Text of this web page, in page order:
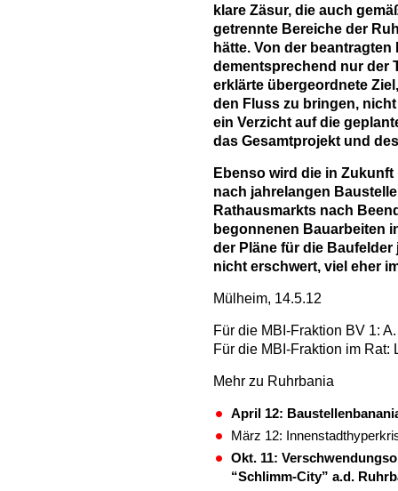
klare Zäsur, die auch
getrennte Bereiche der
hätte. Von der
dementsprechend nur der
erklärte übergeordnete
den Fluss zu bringen,
ein Verzicht auf die
das Gesamtprojekt und
Ebenso wird die in
nach jahrelangen
Rathausmarkts nach
begonnenen Bauarbeiten
der Pläne für die
nicht erschwert, viel eher
Mülheim, 14.5.12
Für die MBI-Fraktion BV 1:
Für die MBI-Fraktion im Rat:
Mehr zu Ruhrbania
April 12:
März 12:
Okt. 11:
“Schlimm-City” a.d.